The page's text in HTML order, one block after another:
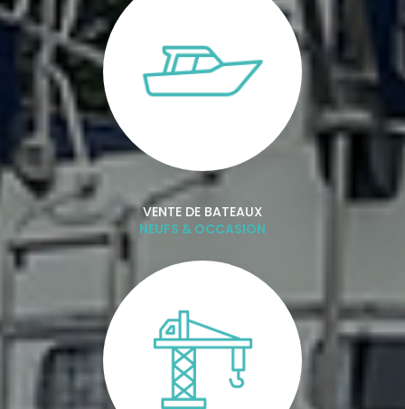
VENTE DE BATEAUX
NEUFS & OCCASION